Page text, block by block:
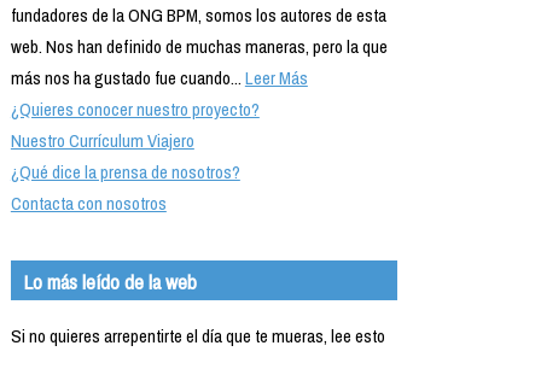
fundadores de la ONG BPM, somos los autores de esta
web. Nos han definido de muchas maneras, pero la que
más nos ha gustado fue cuando...Leer Más
¿Quieres conocer nuestro proyecto?
Nuestro Currículum Viajero
¿Qué dice la prensa de nosotros?
Contacta con nosotros
Lo más leído de la web
Si no quieres arrepentirte el día que te mueras, lee esto